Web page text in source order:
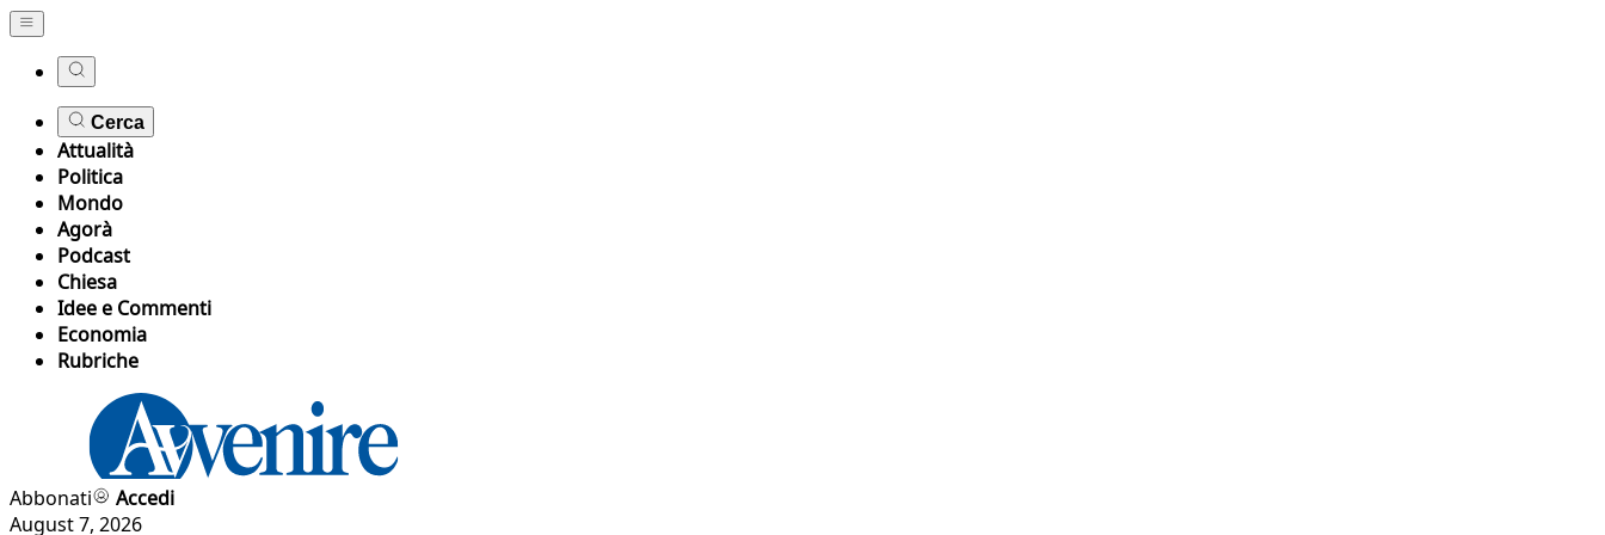
Cerca
Attualità
Politica
Mondo
Agorà
Podcast
Chiesa
Idee e Commenti
Economia
Rubriche
Abbonati
Accedi
August 7, 2026